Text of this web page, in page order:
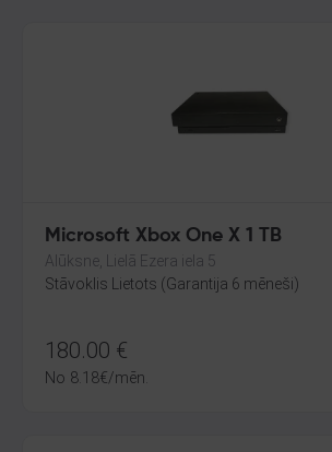
Microsoft Xbox One X 1 TB
Alūksne, Lielā Ezera iela 5
Stāvoklis Lietots (Garantija 6 mēneši)
180.00 €
No 8.18€/mēn.